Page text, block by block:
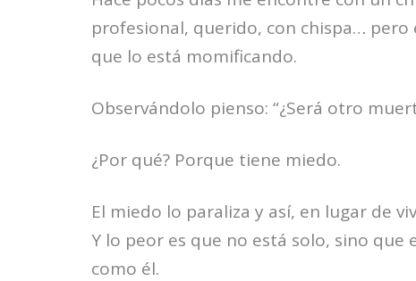
profesional, querido, con chispa…
que lo está momificando.
Observándolo pienso: “¿Será otro
¿Por qué? Porque tiene miedo.
El miedo lo paraliza y así, en lugar de
Y lo peor es que no está solo, sino
como él.